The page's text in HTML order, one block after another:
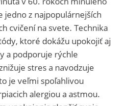
jedno z najpopulárnejších
cvičení na svete. Technika
ktoré dokážu upokojiť aj
a podporuje rýchle
stres a navodzuje
je veľmi spoľahlivou
alergiou a astmou.